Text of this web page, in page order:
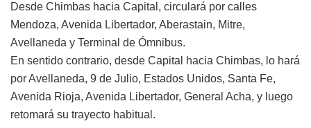
Desde Chimbas hacia Capital, circulará por calles
Mendoza, Avenida Libertador, Aberastain, Mitre,
Avellaneda y Terminal de Ómnibus.
En sentido contrario, desde Capital hacia Chimbas, lo hará
por Avellaneda, 9 de Julio, Estados Unidos, Santa Fe,
Avenida Rioja, Avenida Libertador, General Acha, y luego
retomará su trayecto habitual.